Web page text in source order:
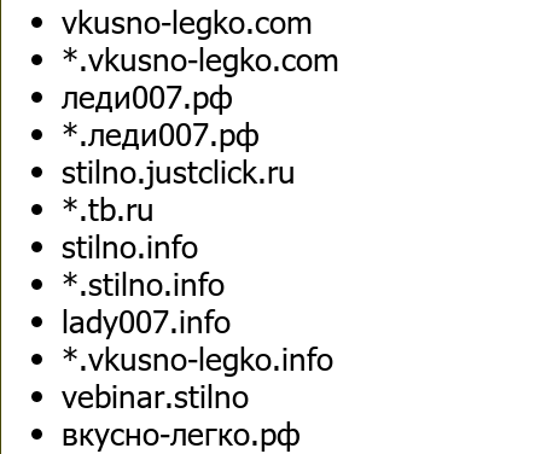
vkusno-legko.com
*.vkusno-legko.com
леди007.рф
*.леди007.рф
stilno.justclick.ru
*.tb.ru
stilno.info
*.stilno.info
lady007.info
*.vkusno-legko.info
vebinar.stilno
вкусно-легко.рф